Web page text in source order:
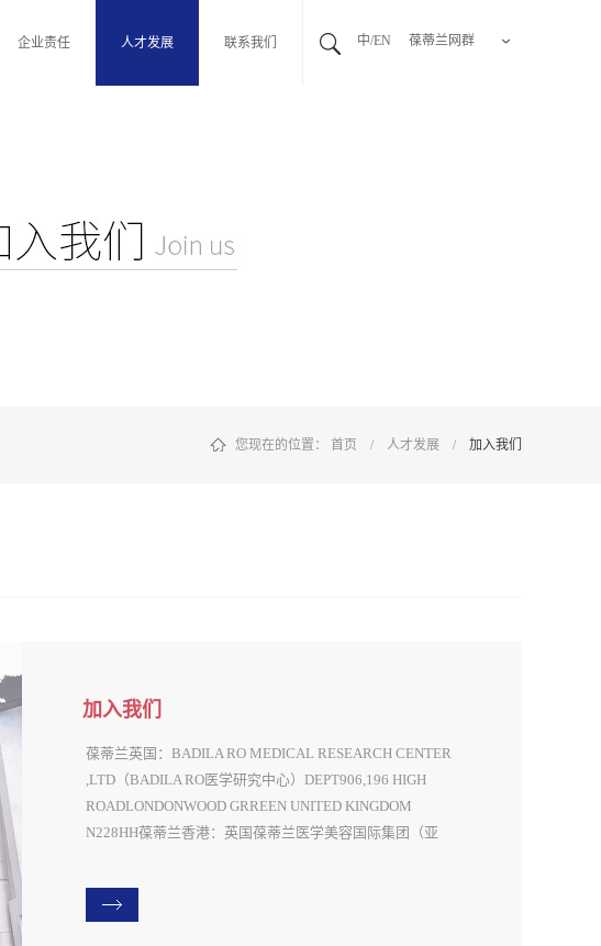
葆蒂兰网群
中/EN
企业责任 人才发展 联系我们
您现在的位置： 首页 / 人才发展 / 加入我们
加入我们
葆蒂兰英国：BADILA RO MEDICAL RESEARCH CENTER
,LTD（BADILA RO医学研究中心）DEPT906,196 HIGH
ROADLONDONWOOD GRREEN UNITED KINGDOM
N228HH葆蒂兰香港：英国葆蒂兰医学美容国际集团（亚